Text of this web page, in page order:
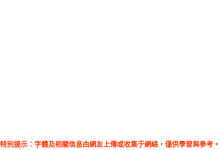
特別提示：字體及相關信息由網友上傳或收集于網絡，僅供學習與參考。